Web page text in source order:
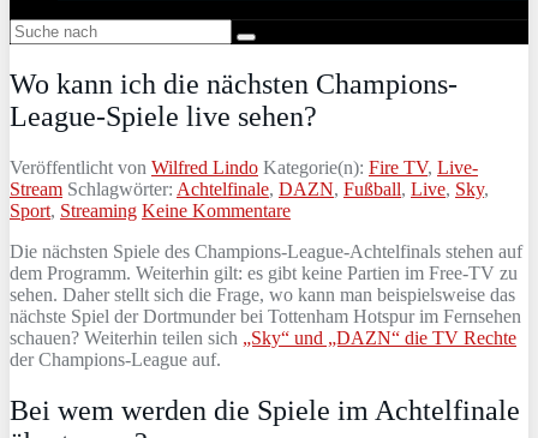
Wo kann ich die nächsten Champions-
League-Spiele live sehen?
Veröffentlicht von Wilfred Lindo Kategorie(n): Fire TV, Live-
Stream Schlagwörter: Achtelfinale, DAZN, Fußball, Live, Sky,
Sport, Streaming Keine Kommentare
Die nächsten Spiele des Champions-League-Achtelfinals stehen auf
dem Programm. Weiterhin gilt: es gibt keine Partien im Free-TV zu
sehen. Daher stellt sich die Frage, wo kann man beispielsweise das
nächste Spiel der Dortmunder bei Tottenham Hotspur im Fernsehen
schauen? Weiterhin teilen sich „Sky“ und „DAZN“ die TV Rechte
der Champions-League auf.
Bei wem werden die Spiele im Achtelfinale